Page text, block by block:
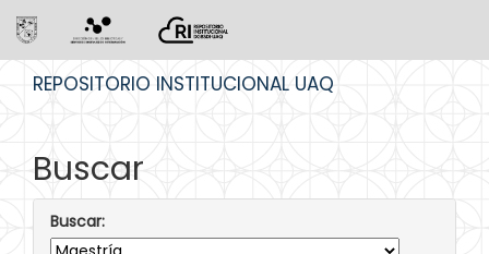
REPOSITORIO INSTITUCIONAL UAQ
Buscar
Buscar: